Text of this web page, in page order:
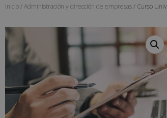
Inicio/Administración y dirección de empresas/ Curso